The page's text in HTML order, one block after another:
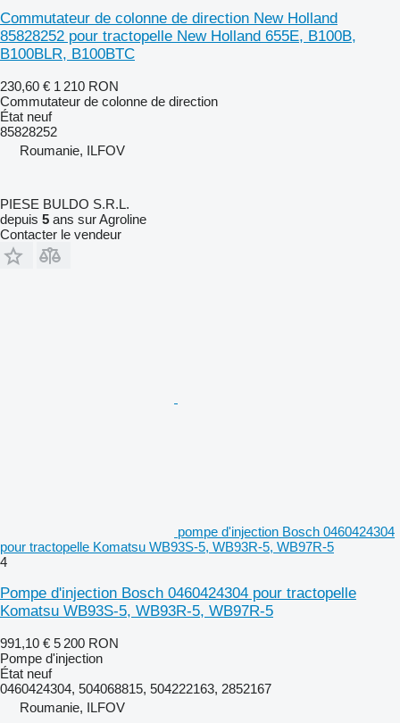
Commutateur de colonne de direction New Holland
85828252 pour tractopelle New Holland 655E, B100B,
B100BLR, B100BTC
230,60 € 1 210 RON
Commutateur de colonne de direction
État neuf
85828252
Roumanie, ILFOV
PIESE BULDO S.R.L.
depuis 5 ans sur Agroline
Contacter le vendeur
pompe d'injection Bosch 0460424304
pour tractopelle Komatsu WB93S-5, WB93R-5, WB97R-5
4
Pompe d'injection Bosch 0460424304 pour tractopelle
Komatsu WB93S-5, WB93R-5, WB97R-5
991,10 € 5 200 RON
Pompe d'injection
État neuf
0460424304, 504068815, 504222163, 2852167
Roumanie, ILFOV